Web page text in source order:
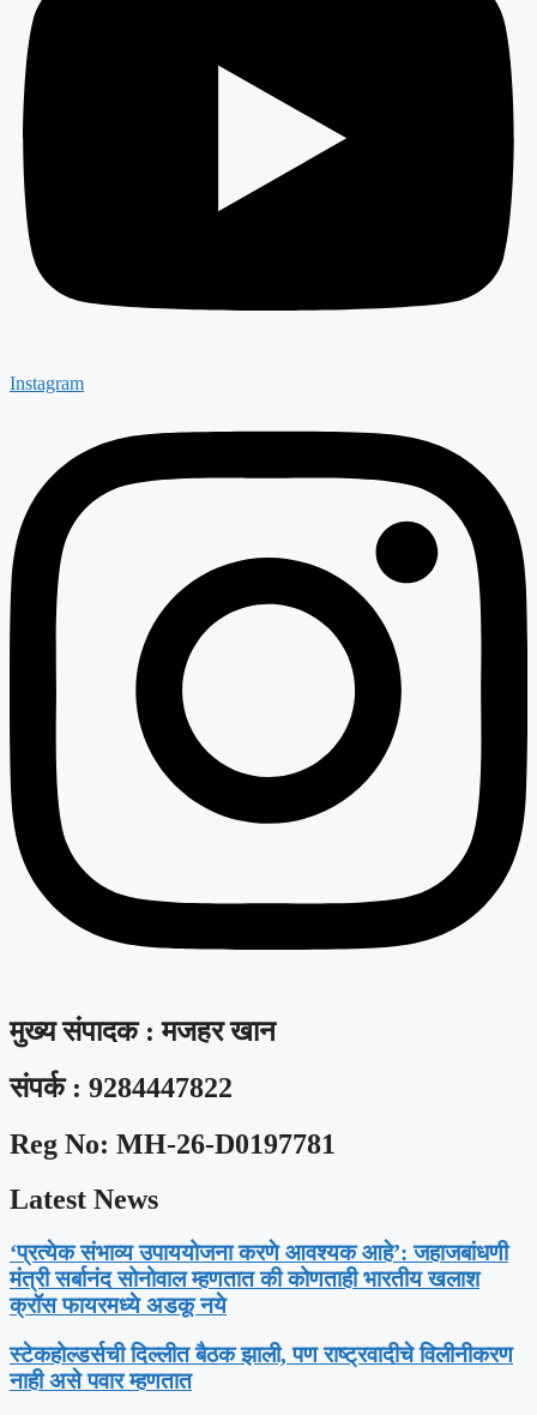
Instagram
मुख्य संपादक : मजहर खान
संपर्क : 9284447822
Reg No: MH-26-D0197781
Latest News
‘प्रत्येक संभाव्य उपाययोजना करणे आवश्यक आहे’: जहाजबांधणी
मंत्री सर्बानंद सोनोवाल म्हणतात की कोणताही भारतीय खलाश
क्रॉस फायरमध्ये अडकू नये
स्टेकहोल्डर्सची दिल्लीत बैठक झाली, पण राष्ट्रवादीचे विलीनीकरण
नाही असे पवार म्हणतात